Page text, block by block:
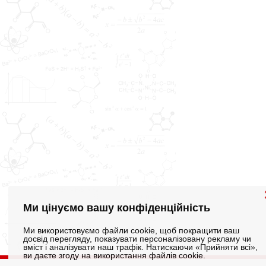
Ми цінуємо вашу конфіденційність
Ми використовуємо файли cookie, щоб покращити ваш
досвід перегляду, показувати персоналізовану рекламу чи
вміст і аналізувати наш трафік. Натискаючи «Прийняти всі»,
ви даєте згоду на використання файлів cookie.